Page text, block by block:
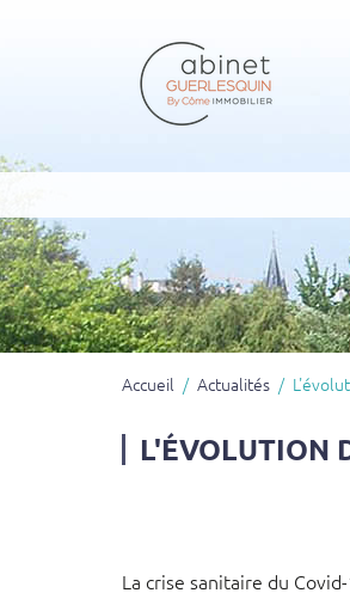
Accueil Actualités
L'ÉVOLUTION
La crise sanitaire du